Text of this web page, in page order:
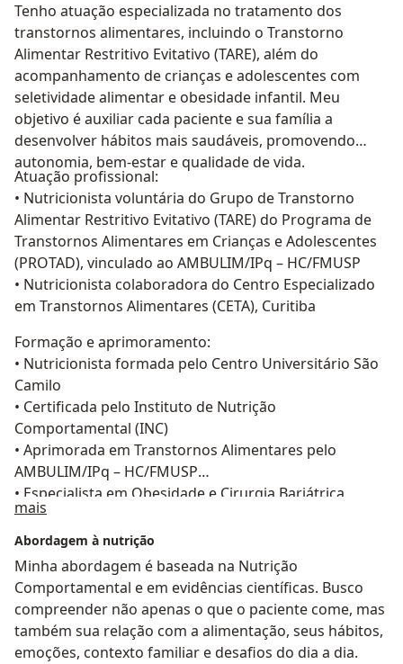
Tenho atuação especializada no tratamento dos
transtornos alimentares, incluindo o Transtorno
Alimentar Restritivo Evitativo (TARE), além do
acompanhamento de crianças e adolescentes com
seletividade alimentar e obesidade infantil. Meu
objetivo é auxiliar cada paciente e sua família a
desenvolver hábitos mais saudáveis, promovendo
autonomia, bem-estar e qualidade de vida.
Atuação profissional:
• Nutricionista voluntária do Grupo de Transtorno
Alimentar Restritivo Evitativo (TARE) do Programa de
Transtornos Alimentares em Crianças e Adolescentes
(PROTAD), vinculado ao AMBULIM/IPq – HC/FMUSP
• Nutricionista colaboradora do Centro Especializado
em Transtornos Alimentares (CETA), Curitiba
Formação e aprimoramento:
• Nutricionista formada pelo Centro Universitário São
Camilo
• Certificada pelo Instituto de Nutrição
Comportamental (INC)
• Aprimorada em Transtornos Alimentares pelo
AMBULIM/IPq – HC/FMUSP
• Especialista em Obesidade e Cirurgia Bariátrica
• Especialista em Vegetarianismo e Veganismo
mais
Abordagem à nutrição
Minha abordagem é baseada na Nutrição
Comportamental e em evidências científicas. Busco
compreender não apenas o que o paciente come, mas
também sua relação com a alimentação, seus hábitos,
emoções, contexto familiar e desafios do dia a dia.